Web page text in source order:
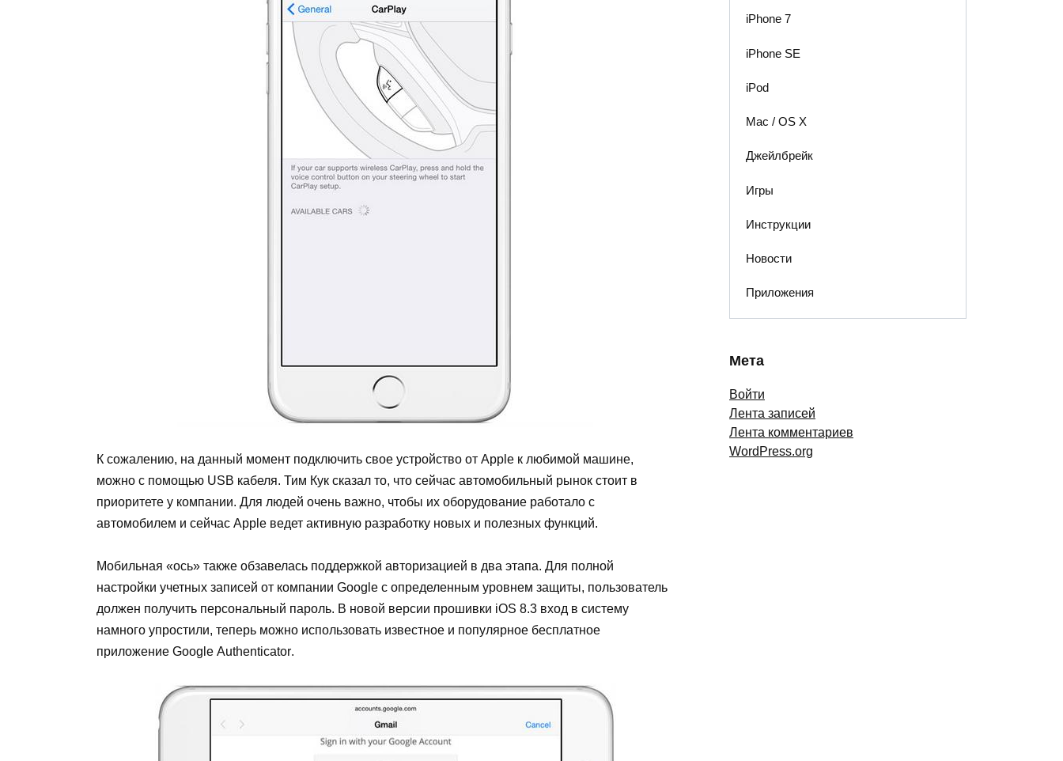
К сожалению, на данный момент подключить свое устройство от Apple к любимой машине,
можно с помощью USB кабеля. Тим Кук сказал то, что сейчас автомобильный рынок стоит в
приоритете у компании. Для людей очень важно, чтобы их оборудование работало с
автомобилем и сейчас Apple ведет активную разработку новых и полезных функций.
Мобильная «ось» также обзавелась поддержкой авторизацией в два этапа. Для полной
настройки учетных записей от компании Google с определенным уровнем защиты, пользователь
должен получить персональный пароль. В новой версии прошивки iOS 8.3 вход в систему
намного упростили, теперь можно использовать известное и популярное бесплатное
приложение Google Authenticator.
iPhone 7
iPhone SE
iPod
Mac / OS X
Джейлбрейк
Игры
Инструкции
Новости
Приложения
Мета
Войти
Лента записей
Лента комментариев
WordPress.org